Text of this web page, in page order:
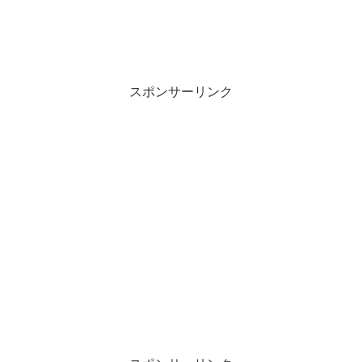
スポンサーリンク